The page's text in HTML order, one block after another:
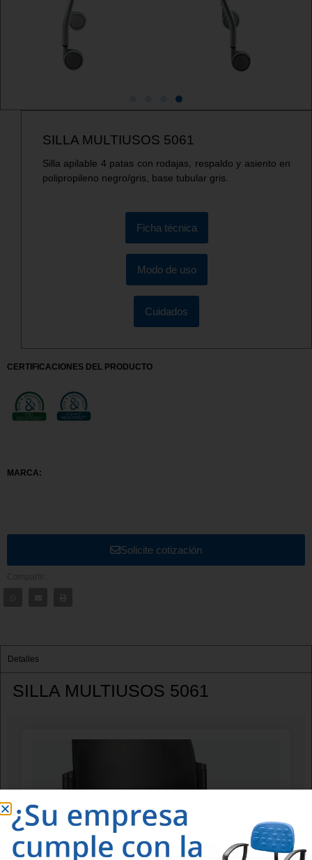
SILLA MULTIUSOS 5061
Silla apilable 4 patas con rodajas, respaldo y asiento en
polipropileno negro/gris, base tubular gris.
Ficha técnica
Modo de uso
Cuidados
CERTIFICACIONES DEL PRODUCTO
MARCA:
Solicite cotización
Detalles
SILLA MULTIUSOS 5061